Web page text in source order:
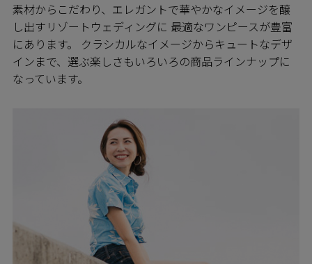
素材からこだわり、エレガントで華やかなイメージを醸
し出すリゾートウェディングに 最適なワンピースが豊富
にあります。 クラシカルなイメージからキュートなデザ
インまで、選ぶ楽しさもいろいろの商品ラインナップに
なっています。